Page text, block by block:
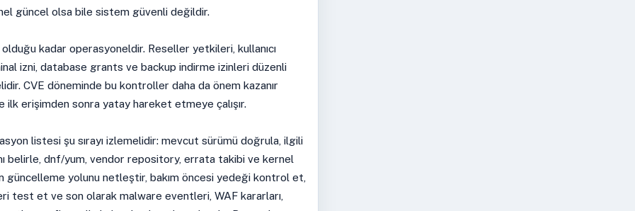
güncel olsa bile sistem güvenli değildir.
kadar operasyoneldir. Reseller yetkileri, kullanıcı
izni, database grants ve backup indirme izinleri düzenli
CVE döneminde bu kontroller daha da önem kazanır
ilk erişimden sonra yatay hareket etmeye çalışır.
listesi şu sırayı izlemelidir: mevcut sürümü doğrula, ilgili
belirle, dnf/yum, vendor repository, errata takibi ve kernel
güncelleme yolunu netleştir, bakım öncesi yedeği kontrol et,
test et ve son olarak malware eventleri, WAF kararları,